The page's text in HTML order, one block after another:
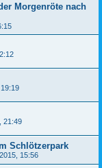
Morgenröte nach
21:49
Schlötzerpark
15:56